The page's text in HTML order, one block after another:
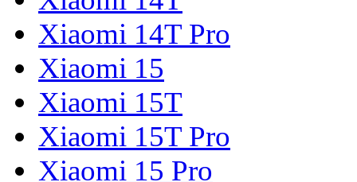
Xiaomi 14T Pro
Xiaomi 15
Xiaomi 15T
Xiaomi 15T Pro
Xiaomi 15 Pro